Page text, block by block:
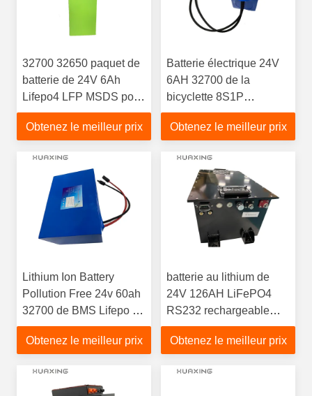
32700 32650 paquet de
batterie de 24V 6Ah
Lifepo4 LFP MSDS pour
le réverbère de stockage
Obtenez le meilleur prix
Batterie électrique 24V
6AH 32700 de la
bicyclette 8S1P
rechargeable avec le
10H DU MATIN
Obtenez le meilleur prix
Lithium Ion Battery
Pollution Free 24v 60ah
32700 de BMS Lifepo 4
rechargeable
Obtenez le meilleur prix
batterie au lithium de
24V 126AH LiFePO4
RS232 rechargeable
pour des chariots de golf
Obtenez le meilleur prix